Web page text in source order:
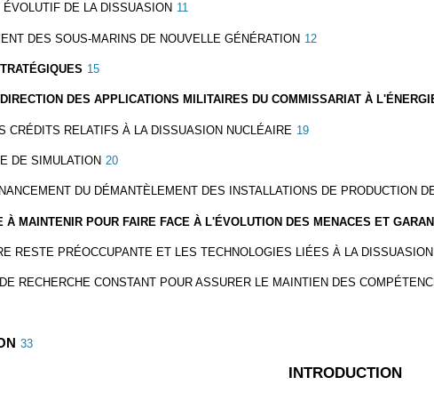
DE LA DISSUASION 11
DES SOUS-MARINS DE NOUVELLE GÉNÉRATION 12
15
DES APPLICATIONS MILITAIRES DU COMMISSARIAT À
CRÉDITS RELATIFS À LA DISSUASION NUCLÉAIRE 19
DE SIMULATION 20
DU DÉMANTÈLEMENT DES INSTALLATIONS DE PRODUCTION
À MAINTENIR POUR FAIRE FACE À L'ÉVOLUTION DES MENACES ET
RESTE PRÉOCCUPANTE ET LES TECHNOLOGIES LIÉES À LA
RECHERCHE CONSTANT POUR ASSURER LE MAINTIEN DES
33
INTRODUCTION